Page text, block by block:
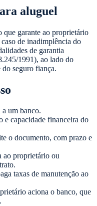
aluguel
garante ao proprietário
de inadimplência do
de garantia
1991), ao lado do
seguro fiança.
um banco.
e capacidade financeira do
o documento, com prazo e
ao proprietário ou
taxas de manutenção ao
aciona o banco, que